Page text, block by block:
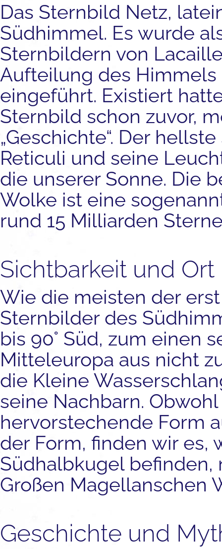
Das Sternbild Netz,
Südhimmel. Es wurde
Sternbildern von
Aufteilung des
eingeführt. Existiert
Sternbild schon zuvor,
„Geschichte“. Der
Reticuli und seine
die unserer Sonne. Die
Wolke ist eine
rund 15 Milliarden
Sichtbarkeit und Ort
Wie die meisten der
Sternbilder des
bis 90° Süd, zum einen
Mitteleuropa aus nicht
die Kleine
seine Nachbarn.
hervorstechende Form
der Form, finden wir es,
Südhalbkugel
Großen Magellanschen
Geschichte und